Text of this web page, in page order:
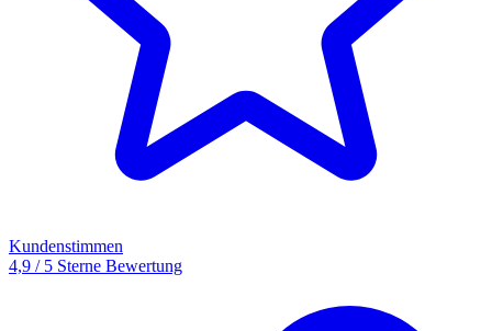
Kundenstimmen
4,9 / 5 Sterne Bewertung